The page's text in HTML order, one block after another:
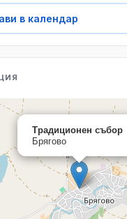
в календар
Традиционен събор
Брягово